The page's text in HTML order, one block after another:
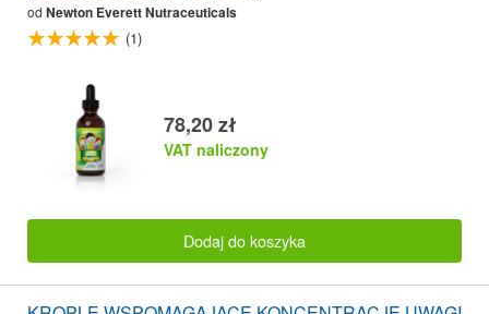
od Newton Everett Nutraceuticals
(1)
78,20 zł
VAT naliczony
Dodaj do koszyka